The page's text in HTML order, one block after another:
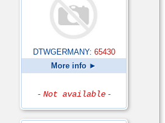
DTWGERMANY: 65430
More info ►
- Not available -